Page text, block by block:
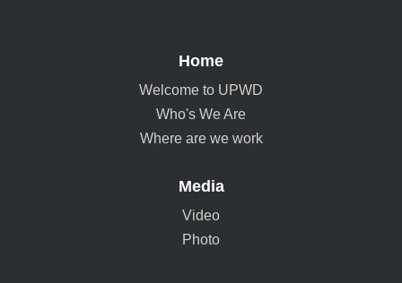
Home
Welcome to UPWD
Who's We Are
Where are we work
Media
Video
Photo